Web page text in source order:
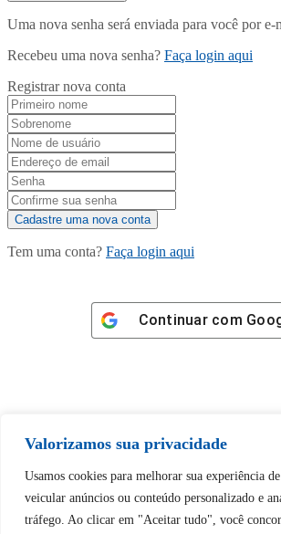
Valorizamos sua privacidade
Usamos cookies para melhorar sua experiência
veicular anúncios ou conteúdo personalizado e
tráfego. Ao clicar em "Aceitar tudo", você
Uma nova senha será enviada para você por e-
Recebeu uma nova senha? Faça login aqui
Registrar nova conta
Tem uma conta? Faça login aqui
Continuar com
Tem certeza de que
desbloquear esta
Desbloquear esquerda : 0